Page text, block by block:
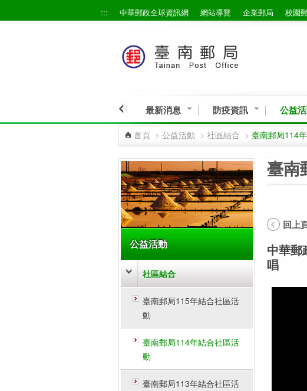
::: 中華郵政全球資訊網 網站導覽 企業郵局 校園
最新消息 防疫資訊 公益
首頁 > 公益活動 > 社區結合 > 臺南郵局114
公益活動
社區結合
臺南郵局115年結合社區活
動
臺南郵局114年結合社區活
動
臺南郵局113年結合社區活
臺南
回上
中華郵
唱